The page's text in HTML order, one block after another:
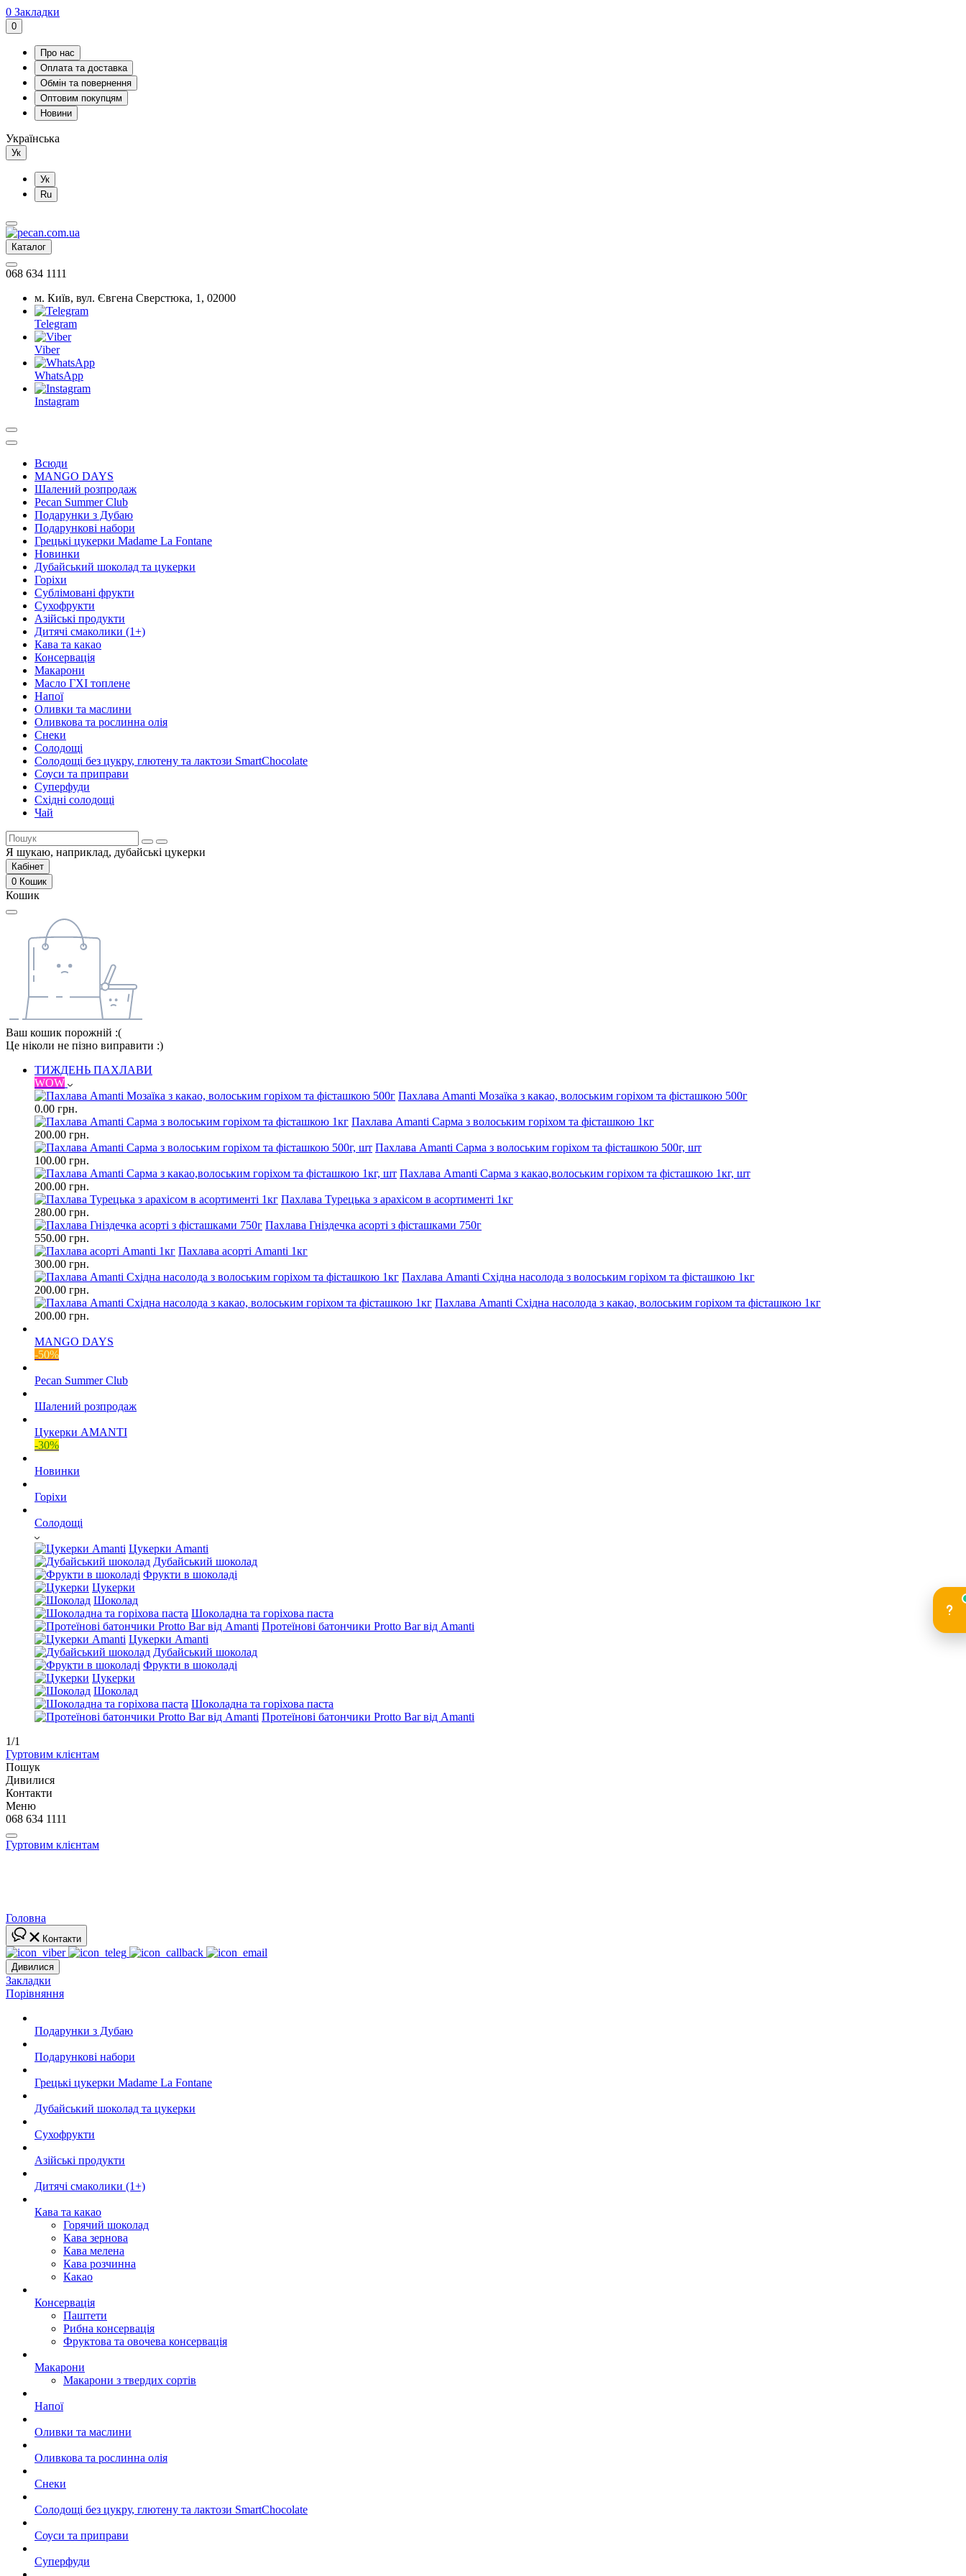
0 Закладки
0
Про нас
Оплата та доставка
Обмін та повернення
Оптовим покупцям
Новини
Українська
Ук
Ук
Ru
Каталог
068 634 1111
м. Київ, вул. Євгена Сверстюка, 1, 02000
Telegram
Viber
WhatsApp
Instagram
Всюди
MANGO DAYS
Шалений розпродаж
Pecan Summer Club
Подарунки з Дубаю
Подарункові набори
Грецькі цукерки Madame La Fontane
Новинки
Дубайський шоколад та цукерки
Горіхи
Сублімовані фрукти
Сухофрукти
Азійські продукти
Дитячі смаколики (1+)
Кава та какао
Консервація
Макарони
Масло ГХІ топлене
Напої
Оливки та маслини
Оливкова та рослинна олія
Снеки
Солодощі
Солодощі без цукру, глютену та лактози SmartChocolate
Соуси та приправи
Суперфуди
Східні солодощі
Чай
Я шукаю, наприклад, дубайські цукерки
Кабінет
0 Кошик
Кошик
Ваш кошик порожній :(
Це ніколи не пізно виправити :)
ТИЖДЕНЬ ПАХЛАВИ
WOW
Пахлава Amanti Мозаїка з какао, волоським горіхом та фісташкою 500г
0.00 грн.
Пахлава Amanti Сарма з волоським горіхом та фісташкою 1кг
200.00 грн.
Пахлава Amanti Сарма з волоським горіхом та фісташкою 500г, шт
100.00 грн.
Пахлава Amanti Сарма з какао,волоським горіхом та фісташкою 1кг, шт
200.00 грн.
Пахлава Турецька з арахісом в асортименті 1кг
280.00 грн.
Пахлава Гніздечка асорті з фісташками 750г
550.00 грн.
Пахлава асорті Amanti 1кг
300.00 грн.
Пахлава Amanti Східна насолода з волоським горіхом та фісташкою 1кг
200.00 грн.
Пахлава Amanti Східна насолода з какао, волоським горіхом та фісташкою 1кг
200.00 грн.
MANGO DAYS
-50%
Pecan Summer Club
Шалений розпродаж
Цукерки AMANTI
-30%
Новинки
Горіхи
Солодощі
Цукерки Amanti
Дубайський шоколад
Фрукти в шоколаді
Цукерки
Шоколад
Шоколадна та горіхова паста
Протеїнові батончики Protto Bar від Amanti
Цукерки Amanti
Дубайський шоколад
Фрукти в шоколаді
Цукерки
Шоколад
Шоколадна та горіхова паста
Протеїнові батончики Protto Bar від Amanti
1/1
Гуртовим клієнтам
Пошук
Дивилися
Контакти
Меню
068 634 1111
Гуртовим клієнтам
Головна
Контакти
Дивилися
Закладки
Порівняння
Подарунки з Дубаю
Подарункові набори
Грецькі цукерки Madame La Fontane
Дубайський шоколад та цукерки
Сухофрукти
Азійські продукти
Дитячі смаколики (1+)
Кава та какао
Горячий шоколад
Кава зернова
Кава мелена
Кава розчинна
Какао
Консервація
Паштети
Рибна консервація
Фруктова та овочева консервація
Макарони
Макарони з твердих сортів
Напої
Оливки та маслини
Оливкова та рослинна олія
Снеки
Солодощі без цукру, глютену та лактози SmartChocolate
Соуси та приправи
Суперфуди